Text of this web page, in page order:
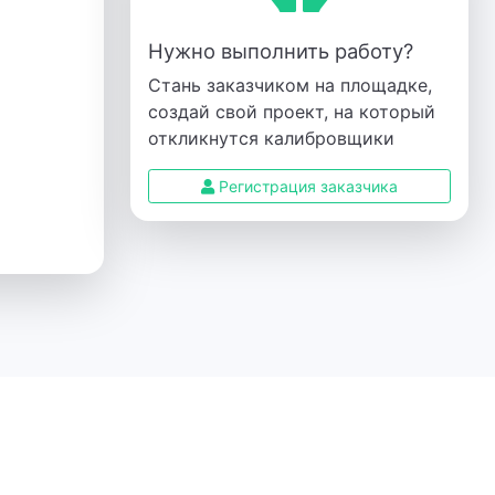
Нужно выполнить работу?
Стань заказчиком на площадке,
создай свой проект, на который
откликнутся калибровщики
Регистрация заказчика